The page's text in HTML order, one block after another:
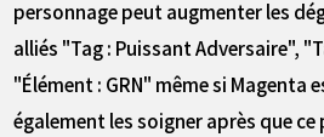
personnage peut augmenter les
alliés "Tag : Puissant Adversaire",
"Élément : GRN" même si Magenta
également les soigner après que